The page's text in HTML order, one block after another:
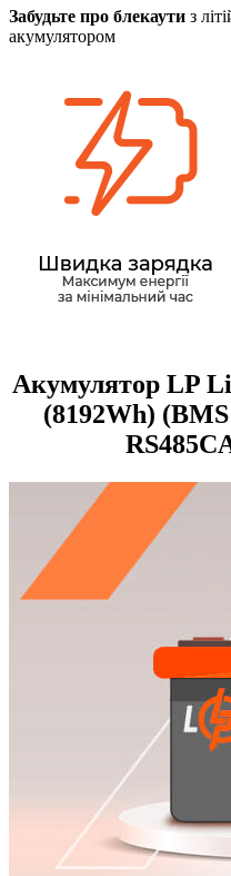
Забудьте про блекаути з
акумулятором
Акумулятор LP
(8192Wh)